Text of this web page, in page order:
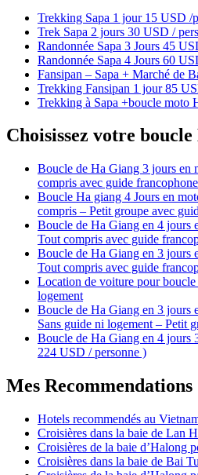
Trekking Sapa 1 jour 15 USD /
Trek Sapa 2 jours 30 USD /
Randonnée Sapa 3 Jours 45
Randonnée Sapa 4 Jours 60
Fansipan – Sapa + Marché de
Trekking Fansipan 1 jour 85
Trekking à Sapa +boucle moto
Choisissez votre
Boucle de Ha Giang 3 jours en
compris avec guide
Boucle Ha giang 4 Jours en
compris – Petit groupe avec
Boucle de Ha Giang en 4 jours
Tout compris avec guide
Boucle de Ha Giang en 3 jours
Tout compris avec guide
Location de voiture pour
logement
Boucle de Ha Giang en 3 jours
Sans guide ni logement – Petit
Boucle de Ha Giang en 4 jours
224 USD / personne )
Mes Recommendations
Hotels recommendés au
Croisières dans la baie de Lan
Croisières de la baie d’Halong
Croisières dans la baie de Bai